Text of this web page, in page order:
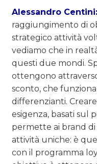
Alessandro Centini:
raggiungimento di
strategico attività
vediamo che in
questi due mondi.
ottengono
sconto, che
differenzianti.
esigenza, basati sul
permette ai brand
attività uniche: è
con il programma